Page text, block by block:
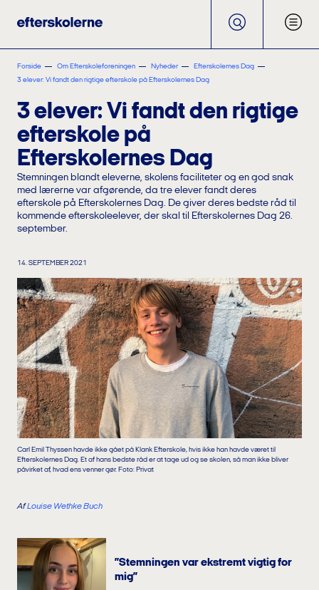
Forside Om Efterskoleforeningen Nyheder
Efterskolernes Dag
3 elever: Vi fandt den rigtige efterskole på Efterskolernes Dag
3 elever: Vi fandt den rigtige
efterskole på
Efterskolernes Dag
Stemningen blandt eleverne, skolens faciliteter og en god snak
med lærerne var afgørende, da tre elever fandt deres
efterskole på Efterskolernes Dag. De giver deres bedste råd til
kommende efterskoleelever, der skal til Efterskolernes Dag 26.
september.
14. SEPTEMBER 2021
Carl Emil Thyssen havde ikke gået på Klank Efterskole, hvis ikke han havde været til
Efterskolernes Dag. Et af hans bedste råd er at tage ud og se skolen, så man ikke bliver
påvirket af, hvad ens venner gør. Foto: Privat
AfLouise Wethke Buch
”Stemningen var ekstremt vigtig for
mig”